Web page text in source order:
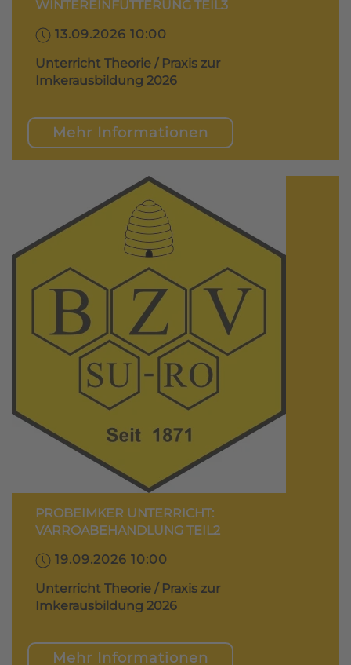
WINTEREINFÜTTERUNG TEIL3
13.09.2026 10:00
Unterricht Theorie / Praxis zur
Imkerausbildung 2026
Mehr Informationen
PROBEIMKER UNTERRICHT:
VARROABEHANDLUNG TEIL2
19.09.2026 10:00
Unterricht Theorie / Praxis zur
Imkerausbildung 2026
Mehr Informationen